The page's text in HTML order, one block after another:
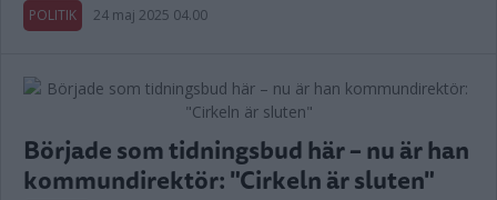
POLITIK 24 maj 2025 04.00
Började som tidningsbud här – nu är han
kommundirektör: "Cirkeln är sluten"